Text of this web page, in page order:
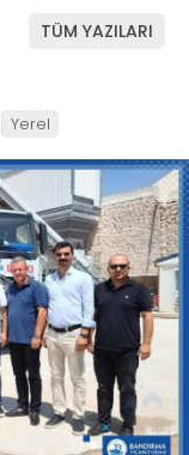
TÜM YAZILARI
Yerel